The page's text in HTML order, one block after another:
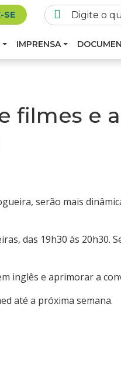
SE
IMPRENSA
filmes e
serão mais
das 19h30 às 20h30.
inglês e aprimorar a
até a próxima semana.